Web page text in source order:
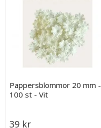
Pappersblommor 20 mm -
100 st - Vit
39 kr